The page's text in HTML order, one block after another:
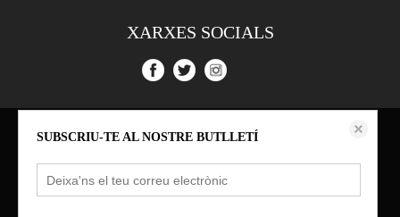
XARXES SOCIALS
Aquest lloc web emmagatzema dades com galetes per habilitar la funcionalitat
configuració en qualsevol moment o acceptar els paràmetres per defecte.
política de cookies
SUBSCRIU-TE AL NOSTRE BUTLLETÍ